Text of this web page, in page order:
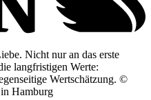
Nicht nur an das erste
langfristigen Werte:
Wertschätzung. ©
Hamburg